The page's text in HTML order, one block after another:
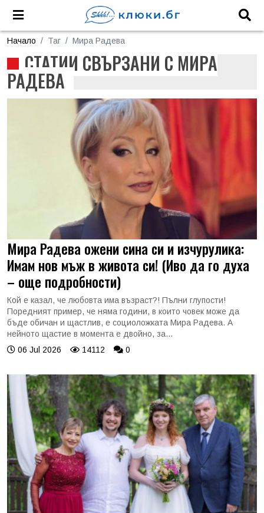
Начало Таг Мира Радева
СТАТИИ СВЪРЗАНИ С МИРА
РАДЕВА
Мира Радева ожени сина си и изчурулика:
Имам нов мъж в живота си! (Иво да го духа
– още подробности)
Кой е казал, че любовта има възраст?! Пълни глупости!
Поредният пример, че няма години, в които човек може да
бъде обичан и щастлив, е социоложката Мира Радева. А
нейното щастие в момента е двойно, за...
06 Jul 2026
14112 0